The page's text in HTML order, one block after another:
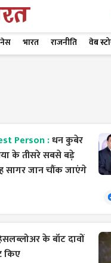
भारत राजनीति वेब
Person :धन कुबेर
के तीसरे सबसे बड़े
सागर जान चौंक जाएंगे
के बॉट दावों
किए